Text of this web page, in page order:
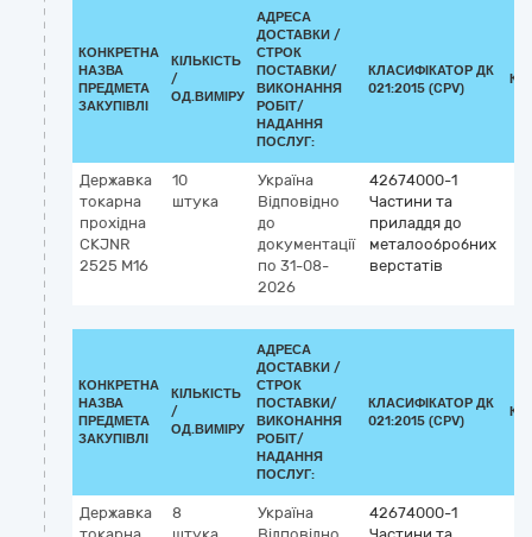
КОНКРЕТНА
НАЗВА
ПРЕДМЕТА
ЗАКУПІВЛІ
КІЛЬКІСТЬ
/
ОД.ВИМІРУ
АДРЕСА
ДОСТАВКИ /
СТРОК
ПОСТАВКИ/
ВИКОНАННЯ
РОБІТ/
НАДАННЯ
ПОСЛУГ:
КЛАСИФІКАТОР ДК
021:2015 (CPV)
Державка
токарна
прохідна
CKJNR
2525 M16
10
штука
Україна
Відповідно
до
документації
по 31-08-
2026
42674000-1
Частини та
приладдя до
металообробних
верстатів
КОНКРЕТНА
НАЗВА
ПРЕДМЕТА
ЗАКУПІВЛІ
КІЛЬКІСТЬ
/
ОД.ВИМІРУ
АДРЕСА
ДОСТАВКИ /
СТРОК
ПОСТАВКИ/
ВИКОНАННЯ
РОБІТ/
НАДАННЯ
ПОСЛУГ:
КЛАСИФІКАТОР ДК
021:2015 (CPV)
Державка
8
Україна
42674000-1